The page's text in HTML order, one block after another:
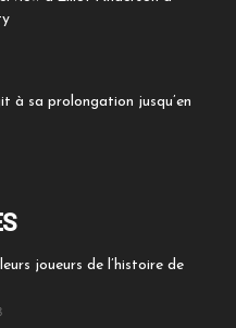
à sa prolongation jusqu’en
joueurs de l’histoire de